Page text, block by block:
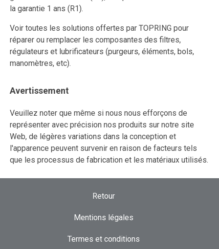
la garantie 1 ans (R1).
Voir toutes les solutions offertes par TOPRING pour
réparer ou remplacer les composantes des filtres,
régulateurs et lubrificateurs (purgeurs, éléments, bols,
manomètres, etc).
Avertissement
Veuillez noter que même si nous nous efforçons de
représenter avec précision nos produits sur notre site
Web, de légères variations dans la conception et
l'apparence peuvent survenir en raison de facteurs tels
que les processus de fabrication et les matériaux utilisés.
Retour
Mentions légales
Termes et conditions